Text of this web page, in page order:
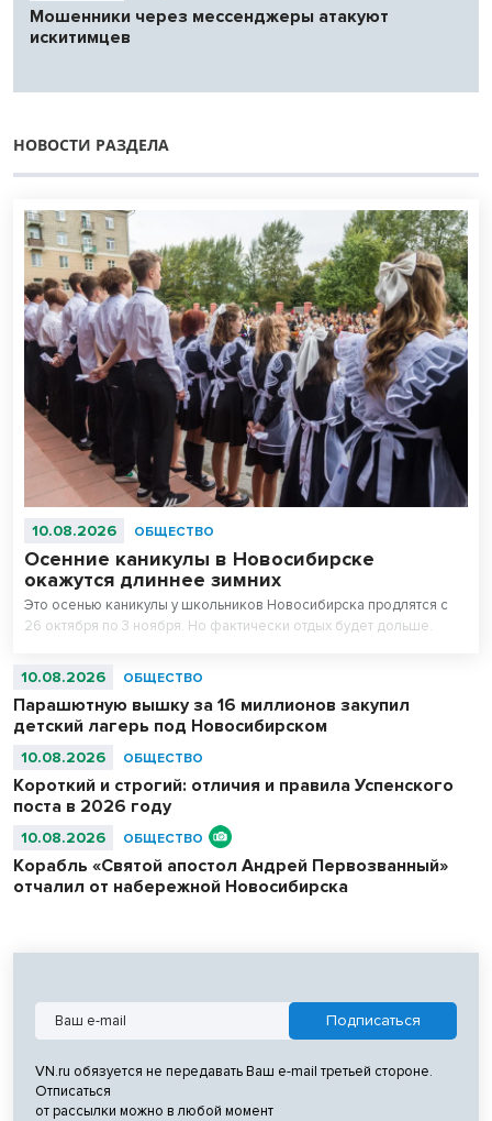
Мошенники через мессенджеры атакуют
искитимцев
НОВОСТИ РАЗДЕЛА
10.08.2026 ОБЩЕСТВО
Осенние каникулы в Новосибирске
окажутся длиннее зимних
Это осенью каникулы у школьников Новосибирска продлятся с
26 октября по 3 ноября. Но фактически отдых будет дольше.
10.08.2026 ОБЩЕСТВО
Парашютную вышку за 16 миллионов закупил
детский лагерь под Новосибирском
10.08.2026 ОБЩЕСТВО
Короткий и строгий: отличия и правила Успенского
поста в 2026 году
10.08.2026 ОБЩЕСТВО
Корабль «Святой апостол Андрей Первозванный»
отчалил от набережной Новосибирска
VN.ru обязуется не передавать Ваш e-mail третьей стороне.
Отписаться
от рассылки можно в любой момент